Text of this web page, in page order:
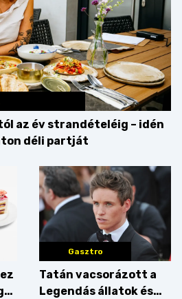
az év strandételéig – idén
déli partját
Gasztro
Tatán vacsorázott a
Legendás állatok és